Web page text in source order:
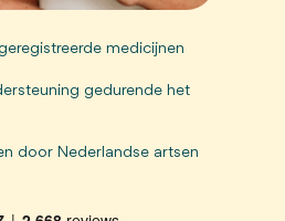
medicijnen
door Nederlandse artsen
gedurende het